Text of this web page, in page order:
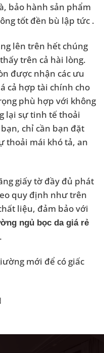
bảo hành sản phẩm
tốt đền bù lập tức .
lên trên hết chúng
trên cả hài lòng.
được nhận các ưu
cả hợp tài chính cho
phù hợp với không
lại sự tinh tế thoải
chỉ cần bạn đặt
thoải mái khó tả, an
giấy tờ đầy đủ phát
quy định như trên
liệu, đảm bảo với
ngủ bọc da giá rẻ
mới để có giấc